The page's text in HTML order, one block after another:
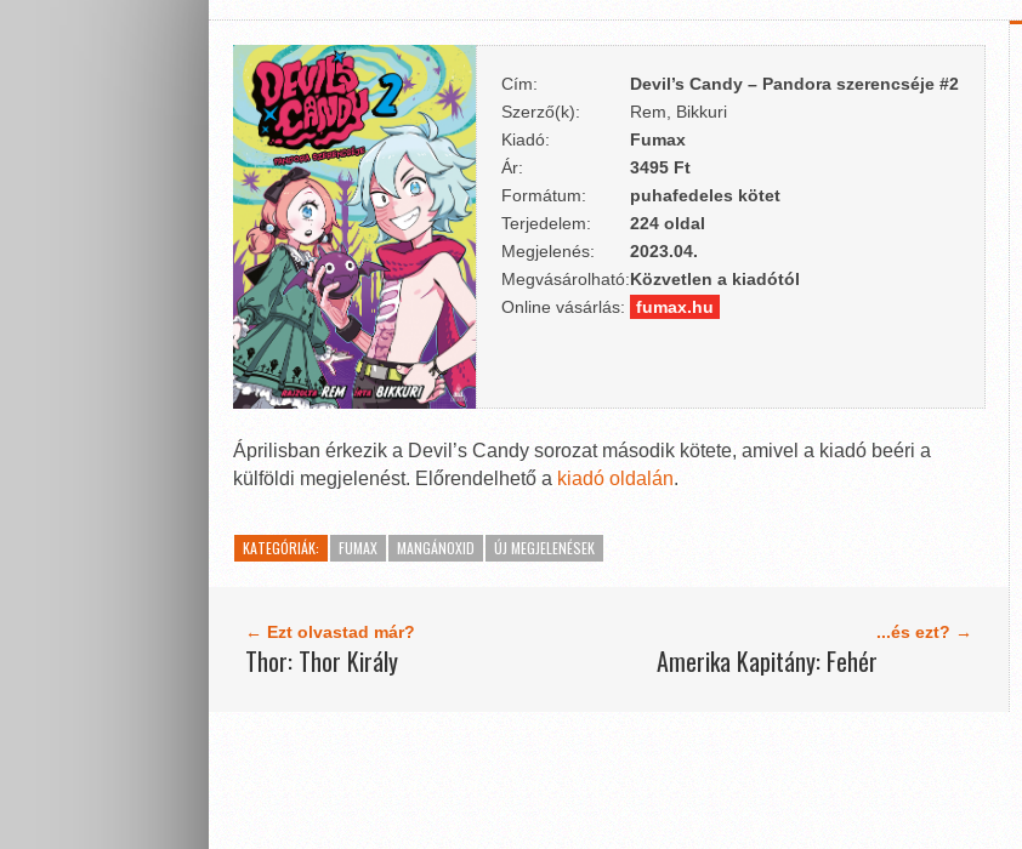
Cím:
Devil’s Candy – Pandora szerencséje #2
Szerző(k):
Rem, Bikkuri
Kiadó:
Fumax
Ár:
3495 Ft
Formátum:
puhafedeles kötet
Terjedelem:
224 oldal
Megjelenés:
2023.04.
Megvásárolható:Közvetlen a kiadótól
Online vásárlás:
fumax.hu
Áprilisban érkezik a Devil’s Candy sorozat második kötete, amivel a kiadó beéri a
külföldi megjelenést. Előrendelhető a kiadó oldalán.
KATEGÓRIÁK: FUMAX MANGÁNOXID ÚJ MEGJELENÉSEK
← Ezt olvastad már?
Thor: Thor Király
...és ezt? →
Amerika Kapitány: Fehér